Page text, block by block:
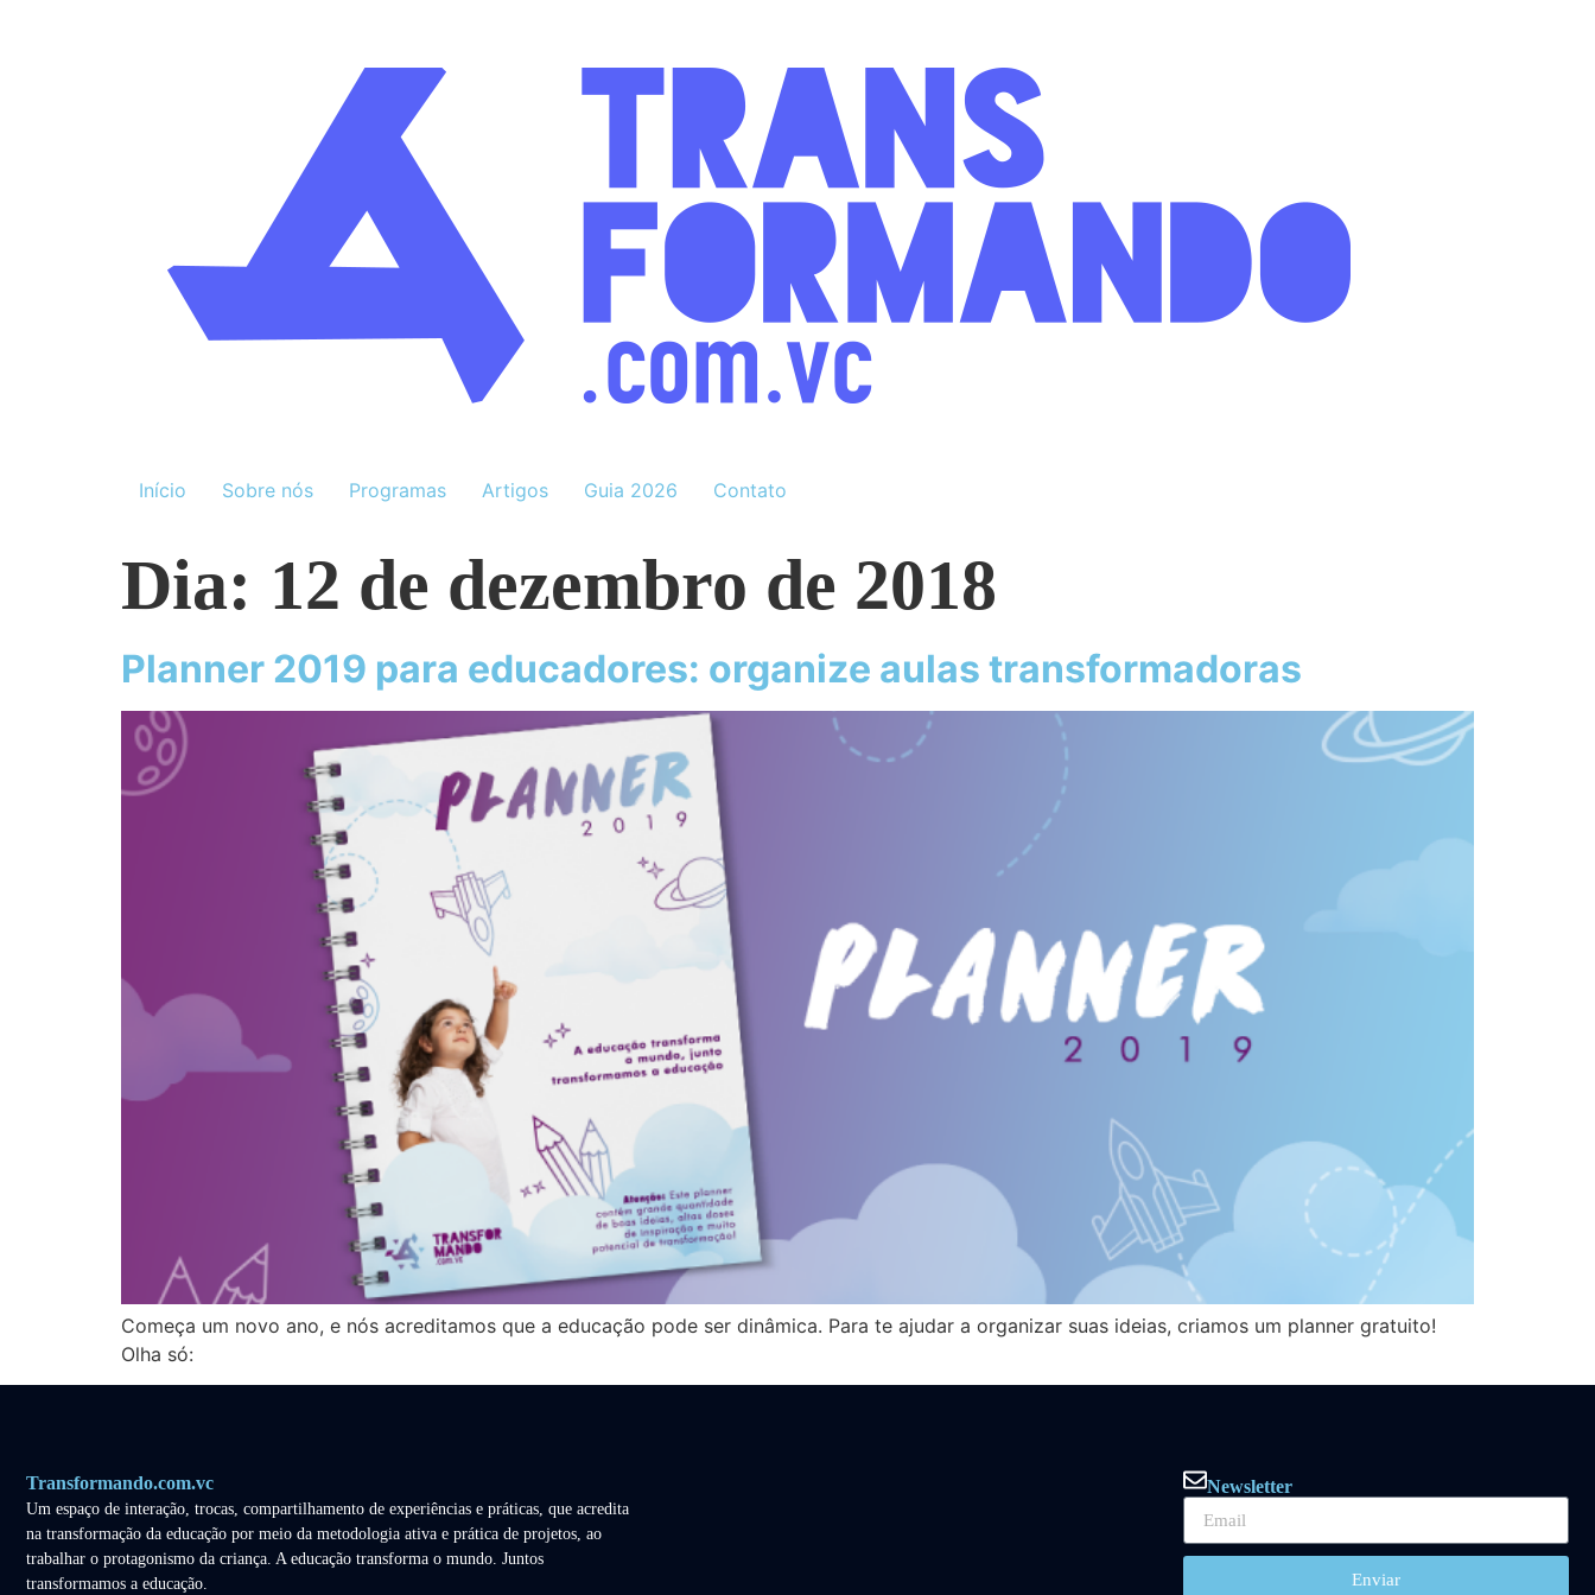
Início Sobre nós Programas Artigos Guia 2026 Contato
Dia: 12 de dezembro de 2018
Planner 2019 para educadores: organize aulas transformadoras
Começa um novo ano, e nós acreditamos que a educação pode ser dinâmica. Para te ajudar a organizar suas ideias, criamos um planner gratuito!
Olha só:
Transformando.com.vc
Um espaço de interação, trocas, compartilhamento de experiências e práticas, que acredita
na transformação da educação por meio da metodologia ativa e prática de projetos, ao
trabalhar o protagonismo da criança. A educação transforma o mundo. Juntos
transformamos a educação.
Newsletter
Enviar